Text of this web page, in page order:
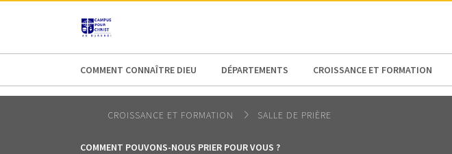
AFRICA
COMMENT CONNAÎTRE DIEU DÉPARTEMENTS CROISSANCE ET FORMATION
CROISSANCE ET FORMATION SALLE DE PRIÈRE
COMMENT POUVONS-NOUS PRIER POUR VOUS ?